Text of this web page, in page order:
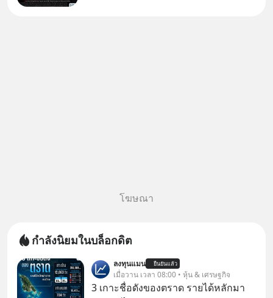
โฆษณา
กำลังนิยมในบล็อกดิต
ลงทุนแมน ยืนยันแล้ว
เมื่อวาน เวลา 08:00 • หุ้น & เศรษฐกิจ
3 เกาะชื่อดังของตราด รายได้หลักมา